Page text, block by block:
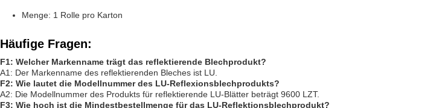
Menge: 1 Rolle pro Karton
Häufige Fragen:
F1: Welcher Markenname trägt das reflektierende Blechprodukt?
A1: Der Markenname des reflektierenden Bleches ist LU.
F2: Wie lautet die Modellnummer des LU-Reflexionsblechprodukts?
A2: Die Modellnummer des Produkts für reflektierende LU-Blätter beträgt 9600 LZT.
F3: Wie hoch ist die Mindestbestellmenge für das LU-Reflektionsblechprodukt?